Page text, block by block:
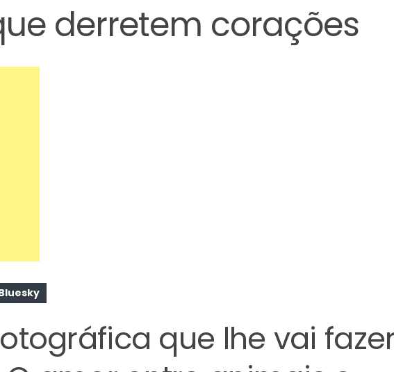
derretem corações
que lhe vai